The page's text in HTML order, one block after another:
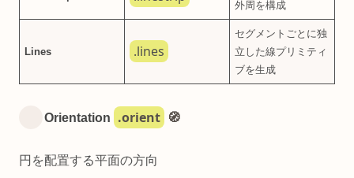
外周を構成
Lines .lines
セグメントごとに独
立した線プリミティ
ブを生成
Orientation .orient 🧭
円を配置する平面の方向